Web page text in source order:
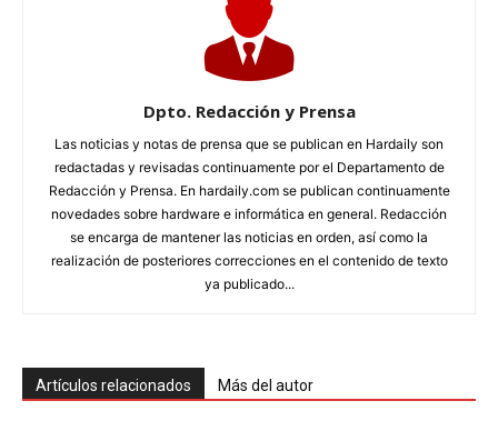
Dpto. Redacción y Prensa
Las noticias y notas de prensa que se publican en Hardaily son
redactadas y revisadas continuamente por el Departamento de
Redacción y Prensa. En hardaily.com se publican continuamente
novedades sobre hardware e informática en general. Redacción
se encarga de mantener las noticias en orden, así como la
realización de posteriores correcciones en el contenido de texto
ya publicado...
Artículos relacionados Más del autor